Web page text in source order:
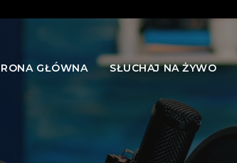
GŁÓWNA SŁUCHAJ NA ŻYWO